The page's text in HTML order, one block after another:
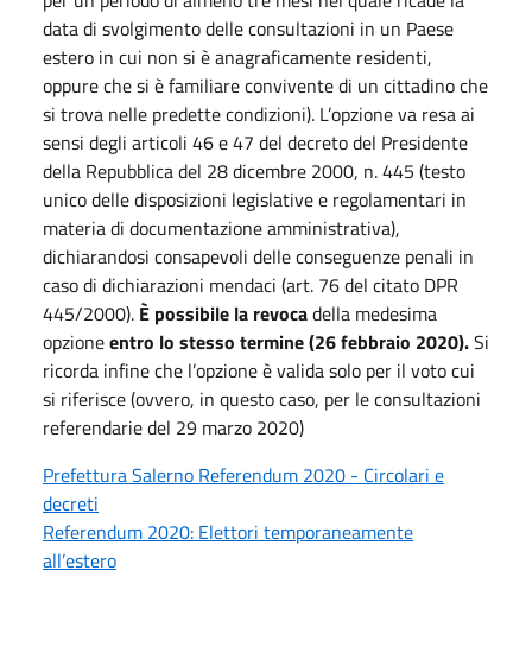
data di svolgimento delle consultazioni in un Paese
estero in cui non si è anagraficamente residenti,
oppure che si è familiare convivente di un cittadino che
si trova nelle predette condizioni). L’opzione va resa ai
sensi degli articoli 46 e 47 del decreto del Presidente
della Repubblica del 28 dicembre 2000, n. 445 (testo
unico delle disposizioni legislative e regolamentari in
materia di documentazione amministrativa),
dichiarandosi consapevoli delle conseguenze penali in
caso di dichiarazioni mendaci (art. 76 del citato DPR
445/2000). È possibile la revocadella medesima
opzioneentro lo stesso termine (26 febbraio 2020).Si
ricorda infine che l’opzione è valida solo per il voto cui
si riferisce (ovvero, in questo caso, per le consultazioni
referendarie del 29 marzo 2020)
Prefettura Salerno Referendum 2020 - Circolari e
decreti
Referendum 2020: Elettori temporaneamente
all’estero